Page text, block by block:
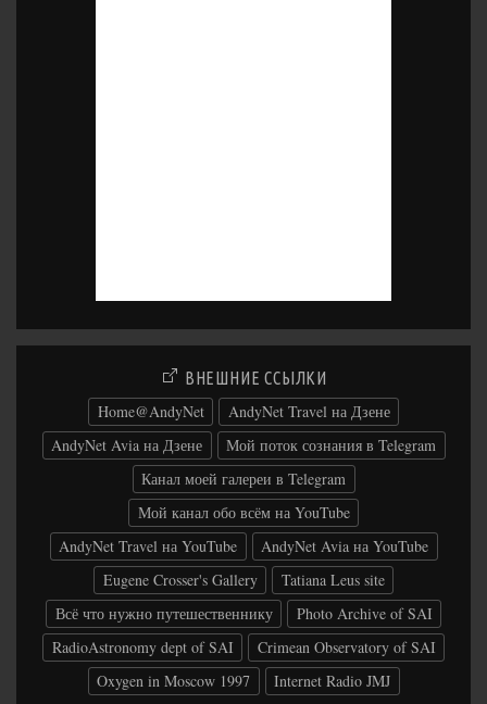
ВНЕШНИЕ ССЫЛКИ
Home@AndyNet
AndyNet Travel на Дзене
AndyNet Avia на Дзене
Мой поток сознания в Telegram
Канал моей галереи в Telegram
Мой канал обо всём на YouTube
AndyNet Travel на YouTube
AndyNet Avia на YouTube
Eugene Crosser's Gallery
Tatiana Leus site
Всё что нужно путешественнику
Photo Archive of SAI
RadioAstronomy dept of SAI
Crimean Observatory of SAI
Oxygen in Moscow 1997
Internet Radio JMJ